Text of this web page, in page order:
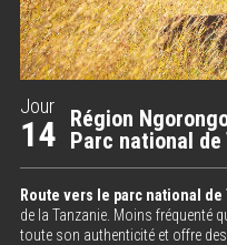
Jour
14 Région
Parc national de
Route vers le parc national de
de la Tanzanie. Moins fréquenté
toute son authenticité et offre